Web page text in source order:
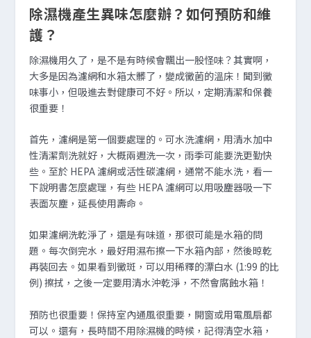
除濕機產生異味怎麼辦？如何預防和維
護？
除濕機用久了，是不是有時候會飄出一股怪味？其實啊，
大多是因為濾網和水箱太髒了，變成黴菌的溫床！聞到黴
味事小，但吸進去對健康可不好。所以，定期清潔和保養
很重要！
首先，濾網是第一個要處理的。可水洗濾網，用清水加中
性清潔劑洗就好，大概兩週洗一次，雨季可能要洗更勤快
些。至於 HEPA 濾網或活性碳濾網，通常不能水洗，看一
下說明書怎麼處理，有些 HEPA 濾網可以用吸塵器吸一下
表面灰塵，延長使用壽命。
如果濾網洗乾淨了，還是有味道，那很可能是水箱的問
題。每次倒完水，最好用濕布擦一下水箱內部，然後晾乾
再裝回去。如果看到黴斑，可以用稀釋的漂白水 (1:99 的比
例) 擦拭，之後一定要用清水沖乾淨，不然會腐蝕水箱！
預防也很重要！保持室內通風很重要，開窗或用電風扇都
可以。還有，長時間不用除濕機的時候，記得清空水箱，